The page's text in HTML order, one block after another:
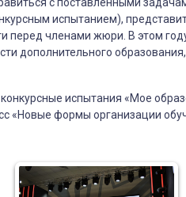
испытанием),
перед членами жюри. В этом
дополнительного
испытания «Мое
«Новые формы организации